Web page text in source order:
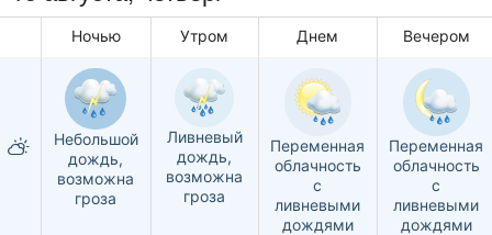
Ночью Утром Днем Вечером
Небольшой
дождь,
возможна
гроза
Ливневый
дождь,
возможна
гроза
Переменная
облачность
с
ливневыми
дождями
Переменная
облачность
с
ливневыми
дождями